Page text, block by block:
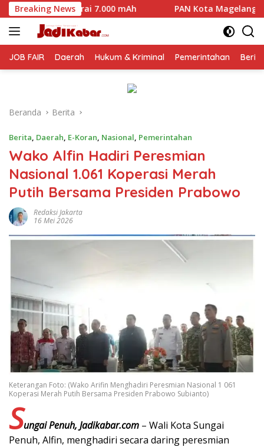
Langsung
ke
konten
Breaking News
mAh PAN Kota Magelang Mulai Panaskan Mesin
JOB FAIR Daerah Hukum & Kriminal Pemerintahan
Beranda Berita
Berita, Daerah, E-Koran, Nasional, Pemerintahan
Wako Alfin Hadiri Peresmian
Nasional 1.061 Koperasi Merah
Putih Bersama Presiden Prabowo
Redaksi Jakarta
16 Mei 2026
Keterangan Foto: (Wako Arifin Menghadiri Peresmian Nasional 1 061
Koperasi Merah Putih Bersama Presiden Prabowo Subianto)
Sungai Penuh, Jadikabar.com – Wali Kota Sungai
Penuh, Alfin, menghadiri secara daring peresmian